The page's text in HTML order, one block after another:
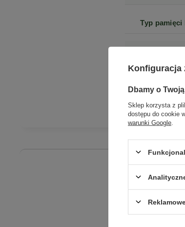
Typ pamięci
Konfiguracja
Dbamy o
Sklep korzysta z
dostępu do cookie
warunki Google